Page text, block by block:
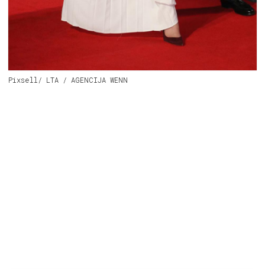
Pixsell/ LTA / AGENCIJA WENN